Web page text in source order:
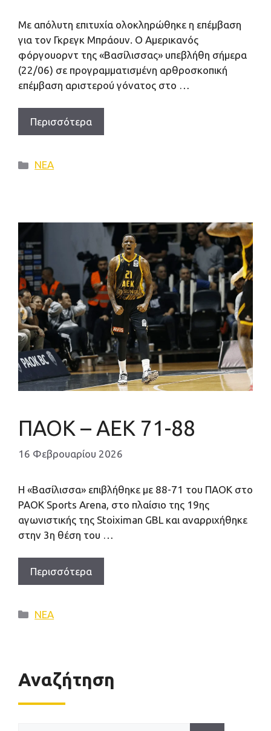
Με απόλυτη επιτυχία ολοκληρώθηκε η επέμβαση
για τον Γκρεγκ Μπράουν. Ο Αμερικανός
φόργουορντ της «Βασίλισσας» υπεβλήθη σήμερα
(22/06) σε προγραμματισμένη αρθροσκοπική
επέμβαση αριστερού γόνατος στο …
Περισσότερα
Κατηγορίες
ΝΕΑ
ΠΑΟΚ – ΑΕΚ 71-88
16 Φεβρουαρίου 2026
Η «Βασίλισσα» επιβλήθηκε με 88-71 του ΠΑΟΚ στο
PAOK Sports Arena, στο πλαίσιο της 19ης
αγωνιστικής της Stoiximan GBL και αναρριχήθηκε
στην 3η θέση του …
Περισσότερα
Κατηγορίες
ΝΕΑ
Αναζήτηση